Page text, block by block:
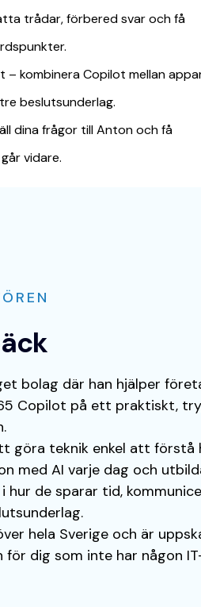
trådar, förbered svar och få
kombinera Copilot mellan
beslutsunderlag.
dina frågor till Anton och få
vidare.
bolag där han hjälper
Copilot på ett praktiskt,
göra teknik enkel att förstå
med AI varje dag och
hur de sparar tid,
hela Sverige och är
för dig som inte har någon